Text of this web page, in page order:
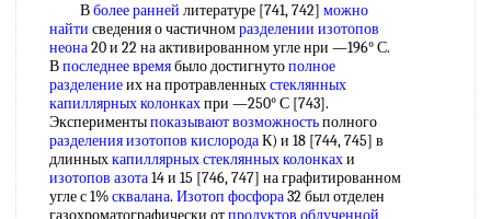
Вболее ранней литературе [741, 742] можно
найти сведения о частичномразделении изотопов
неона20 и 22 на активированном угле нри —196° С.
Впоследнее времябыло достигнутополное
разделениеих на протравленныхстеклянных
капиллярных колонкахпри —250° С [743].
Экспериментыпоказывают возможностьполного
разделения изотопов кислородаК) и 18 [744, 745] в
длинныхкапиллярных стеклянных колонкахи
изотопов азота14 и 15 [746, 747] на графитированном
угле с 1%сквалана. Изотоп фосфора32 был отделен
газохроматографически отпродуктов облученной